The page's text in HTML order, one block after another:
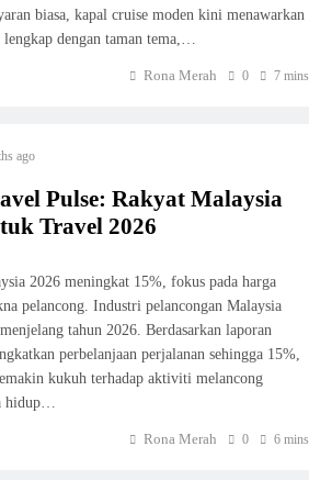
biasa, kapal cruise moden kini menawarkan
dengan taman tema,…
Rona Merah 0 7 mins
ago
Pulse: Rakyat Malaysia
Travel 2026
2026 meningkat 15%, fokus pada harga
pelancong. Industri pelancongan Malaysia
tahun 2026. Berdasarkan laporan
perbelanjaan perjalanan sehingga 15%,
kukuh terhadap aktiviti melancong
hidup…
Rona Merah 0 6 mins